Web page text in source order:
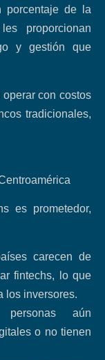
porcentaje de la
proporcionan
y gestión que
con costos
tradicionales,
es prometedor,
carecen de
fintechs, lo que
los inversores.
personas aún
o no tienen